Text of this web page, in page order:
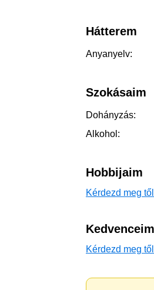
Hátterem
Anyanyelv:
Szokásaim
Dohányzás:
Alkohol:
Hobbijaim
Kérdezd meg
Kedvenceim
Kérdezd meg